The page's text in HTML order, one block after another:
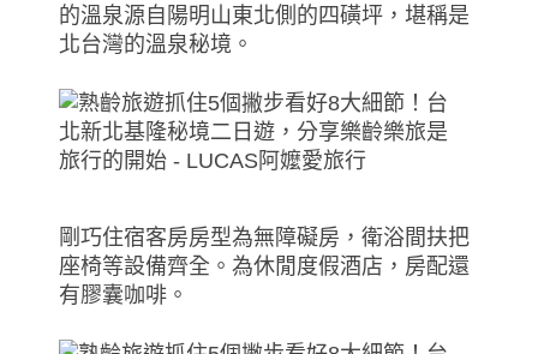
的溫泉源自陽明山東北側的四磺坪，堪稱是
北台灣的溫泉秘境。
剛巧住宿客房房型為無障礙房，衛浴間扶把
座椅等設備齊全。為休閒度假酒店，房配還
有膠囊咖啡。